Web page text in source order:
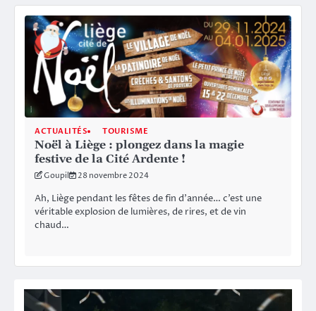
ACTUALITÉS TOURISME
Noël à Liège : plongez dans la magie
festive de la Cité Ardente !
Goupil 28 novembre 2024
Ah, Liège pendant les fêtes de fin d’année… c’est une
véritable explosion de lumières, de rires, et de vin
chaud…